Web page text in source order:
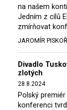
na našem
Jedním z cílů
zmírňovat
JAROMÍR PISKOŘ
Divadlo
zlotých
28.8.2024
Polský
konferenci